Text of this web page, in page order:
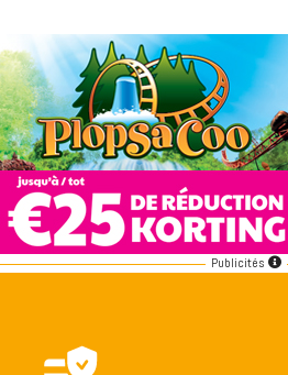
Publicités